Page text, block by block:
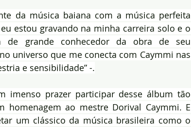
da música baiana com a música perfeita
estou gravando na minha carreira solo e o
de grande conhecedor da obra de seu
universo que me conecta com Caymmi nas
e sensibilidade” -.
imenso prazer participar desse álbum tão
ao mestre Dorival Caymmi. E
um clássico da música brasileira como o